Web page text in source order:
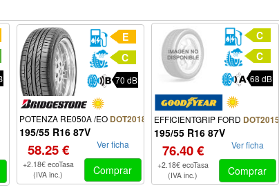
E
C
70 dB
POTENZA RE050A /EO DOT2018
195/55 R16 87V
58.25 €
+2.18€ ecoTasa
(IVA inc.)
Ver ficha
Comprar
C
C
68 dB
EFFICIENTGRIP FORD DOT2015
195/55 R16 87V
76.40 €
+2.18€ ecoTasa
(IVA inc.)
Ver ficha
Comprar